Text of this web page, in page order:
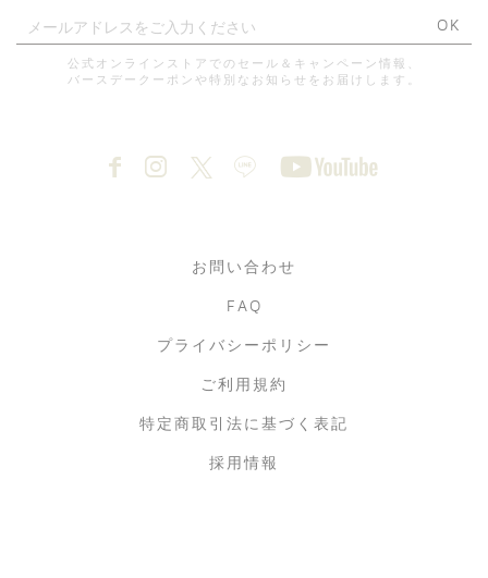
お問い合わせ
FAQ
プライバシーポリシー
ご利用規約
特定商取引法に基づく表記
採用情報
OK
公式オンラインストアでのセール＆キャンペーン情報、
バースデークーポンや特別なお知らせをお届けします。